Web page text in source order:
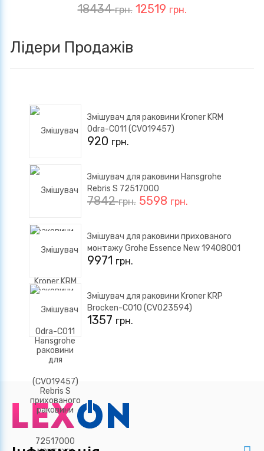
18434грн. 12519 грн.
Лідери Продажів
Змішувач для раковини Kroner KRM
Odra-C011 (CV019457)
920 грн.
Змішувач для раковини Hansgrohe
Rebris S 72517000
7842грн. 5598 грн.
Змішувач для раковини прихованого
монтажу Grohe Essence New 19408001
9971 грн.
Змішувач для раковини Kroner KRP
Brocken-C010 (CV023594)
1357 грн.